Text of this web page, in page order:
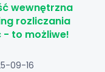
wewnętrzna
rozliczania
- to możliwe!
09-16